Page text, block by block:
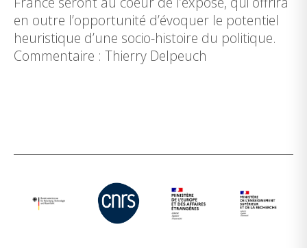
en outre l’opportunité d’évoquer le potentiel
heuristique d’une socio-histoire du politique.
Commentaire : Thierry Delpeuch